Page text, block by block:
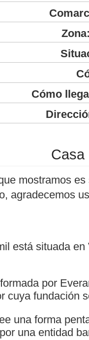
Zona:
Cómo
Casa
mostramos
agradecemos
está situada
por
cuya fundación
una forma
una entidad